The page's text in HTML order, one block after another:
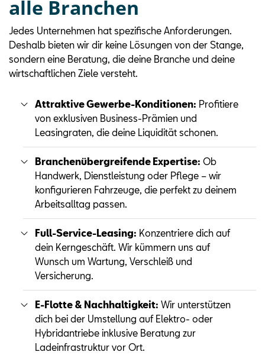
alle Branchen
Jedes Unternehmen hat spezifische Anforderungen.
Deshalb bieten wir dir keine Lösungen von der Stange,
sondern eine Beratung, die deine Branche und deine
wirtschaftlichen Ziele versteht.
Attraktive Gewerbe-Konditionen: Profitiere
von exklusiven Business-Prämien und
Leasingraten, die deine Liquidität schonen.
Branchenübergreifende Expertise: Ob
Handwerk, Dienstleistung oder Pflege – wir
konfigurieren Fahrzeuge, die perfekt zu deinem
Arbeitsalltag passen.
Full-Service-Leasing: Konzentriere dich auf
dein Kerngeschäft. Wir kümmern uns auf
Wunsch um Wartung, Verschleiß und
Versicherung.
E-Flotte & Nachhaltigkeit: Wir unterstützen
dich bei der Umstellung auf Elektro- oder
Hybridantriebe inklusive Beratung zur
Ladeinfrastruktur vor Ort.